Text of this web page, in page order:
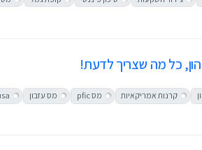
כל מה שצריך לדעת!
קרנות אמריקאיות מס pfic מס עזבון